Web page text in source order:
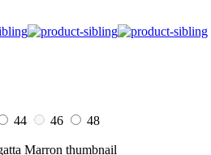
44 46
48